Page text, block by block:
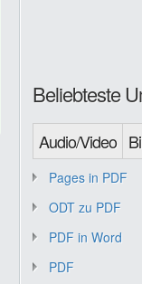
Beliebteste
Audio/Video
Pages in PDF
ODT zu PDF
PDF in Word
PDF